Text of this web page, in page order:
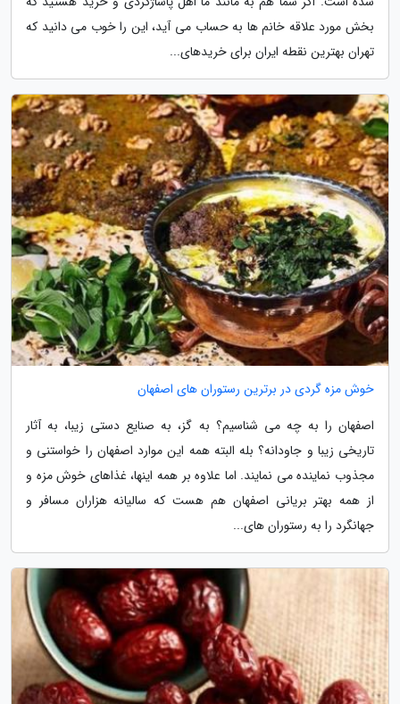
بخش مورد علاقه خانم ها به حساب می آید، این را خوب می دانید که
تهران بهترین نقطه ایران برای خریدهای...
خوش مزه گردی در برترین رستوران های اصفهان
اصفهان را به چه می شناسیم؟ به گز، به صنایع دستی زیبا، به آثار
تاریخی زیبا و جاودانه؟ بله البته همه این موارد اصفهان را خواستنی و
مجذوب نماینده می نمایند. اما علاوه بر همه اینها، غذاهای خوش مزه و
از همه بهتر بریانی اصفهان هم هست که سالیانه هزاران مسافر و
جهانگرد را به رستوران های...